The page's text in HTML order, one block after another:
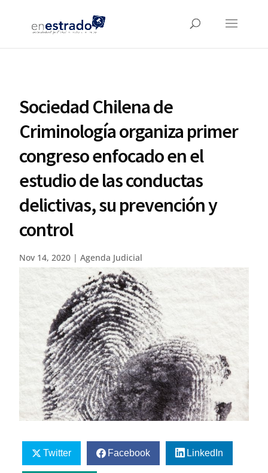
Sociedad Chilena de
Criminología organiza primer
congreso enfocado en el
estudio de las conductas
delictivas, su prevención y
control
Nov 14, 2020 |Agenda Judicial
Twitter Facebook LinkedIn